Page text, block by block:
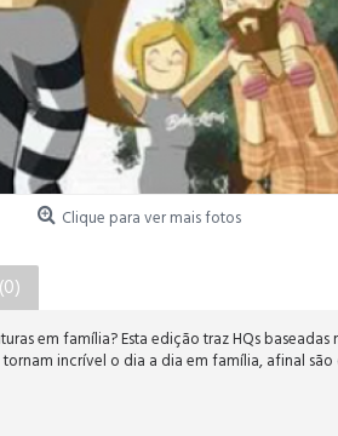
Clique para ver mais fotos
em família? Esta edição traz HQs
incrível o dia a dia em família, afinal